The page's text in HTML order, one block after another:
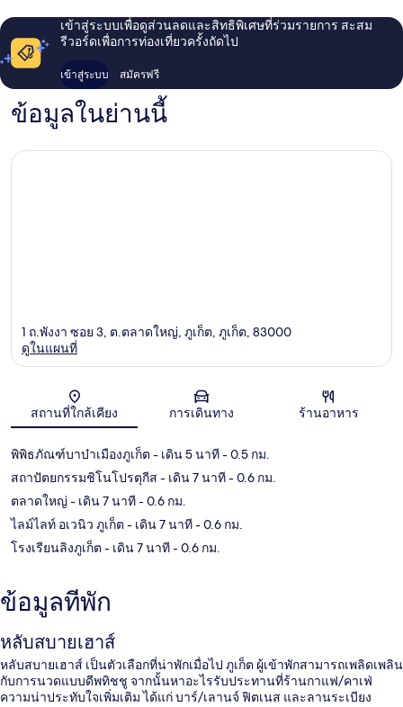
เข้าสู่ระบบเพื่อดูส่วนลดและสิทธิพิเศษที่ร่วมรายการ สะสม
รีวอร์ดเพื่อการท่องเที่ยวครั้งถัดไป
เข้าสู่ระบบ สมัครฟรี
ข้อมูลในย่านนี้
แผนที่
1 ถ.พังงา ซอย 3, ต.ตลาดใหญ่, ภูเก็ต, ภูเก็ต, 83000
ดูในแผนที่
สถานที่ใกล้เคียง การเดินทาง ร้านอาหาร
พิพิธภัณฑ์บาบ๋าเมืองภูเก็ต - เดิน 5 นาที- 0.5 กม.
สถาปัตยกรรมชิโนโปรตุกีส - เดิน 7 นาที- 0.6 กม.
ตลาดใหญ่ - เดิน 7 นาที- 0.6 กม.
ไลม์ไลท์ อเวนิว ภูเก็ต - เดิน 7 นาที- 0.6 กม.
โรงเรียนลิงภูเก็ต - เดิน 7 นาที- 0.6 กม.
ข้อมูลที่พัก
หลับสบายเฮาส์
หลับสบายเฮาส์ เป็นตัวเลือกที่น่าพักเมื่อไป ภูเก็ต ผู้เข้าพักสามารถเพลิดเพลิน
กับการนวดแบบดีพทิชชู จากนั้นหาอะไรรับประทานที่ร้านกาแฟ/คาเฟ่
ความน่าประทับใจเพิ่มเติม ได้แก่ บาร์/เลานจ์ ฟิตเนส และลานระเบียง